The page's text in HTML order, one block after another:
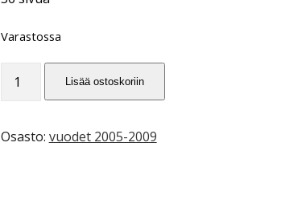
Varastossa
2007
määrä
Lisää ostoskoriin
Osasto: vuodet 2005-2009